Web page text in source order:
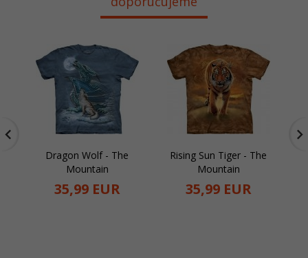
Dragon Wolf - The
Mountain
35,99 EUR
Rising Sun Tiger - The
Mountain
35,99 EUR